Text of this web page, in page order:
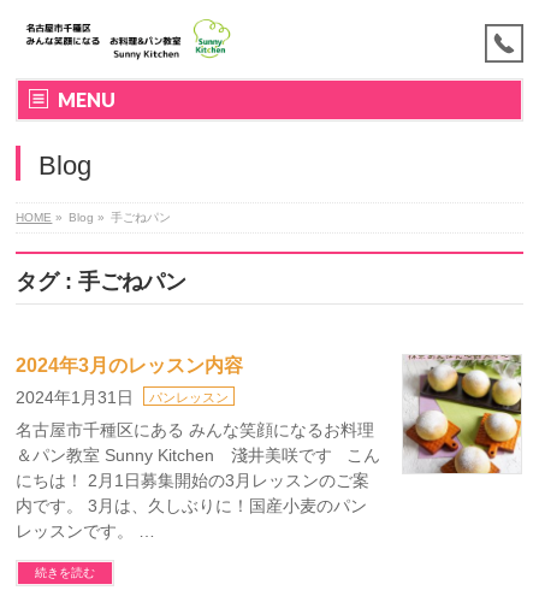
MENU
Blog
HOME » Blog » 手ごねパン
タグ : 手ごねパン
2024年3月のレッスン内容
2024年1月31日 パンレッスン
名古屋市千種区にある みんな笑顔になるお料理
＆パン教室 Sunny Kitchen 淺井美咲です こん
にちは！ 2月1日募集開始の3月レッスンのご案
内です。 3月は、久しぶりに！国産小麦のパン
レッスンです。 …
続きを読む